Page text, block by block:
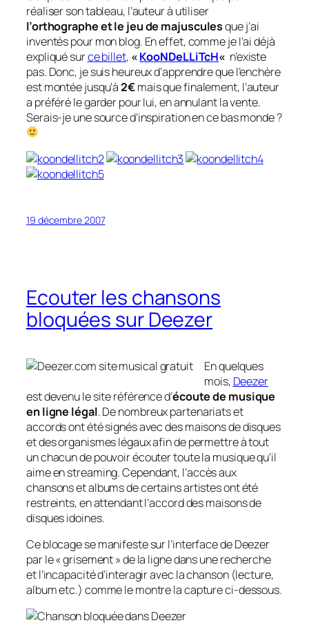
réaliser son tableau, l’auteur à utiliser
l’orthographe et le jeu de majusculesque j’ai
inventés pour mon blog. En effet, comme je l’ai déjà
expliqué surce billet, «KooNDeLLiTcH« n’existe
pas. Donc, je suis heureux d’apprendre que l’enchère
est montée jusqu’à2€mais que finalement, l’auteur
a préféré le garder pour lui, en annulant la vente.
Serais-je une source d’inspiration en ce bas monde ?
19 décembre 2007
Ecouter les chansons
bloquées sur Deezer
En quelques
mois, Deezer
est devenu le site référence d’écoute de musique
en ligne légal. De nombreux partenariats et
accords ont été signés avec des maisons de disques
et des organismes légaux afin de permettre à tout
un chacun de pouvoir écouter toute la musique qu’il
aime enstreaming. Cependant, l’accès aux
chansons et albums de certains artistes ont été
restreints, en attendant l’accord des maisons de
disques idoines.
Ce blocage se manifeste sur l’interface de Deezer
par le « grisement » de la ligne dans une recherche
et l’incapacité d’interagir avec la chanson (lecture,
album etc.) comme le montre la capture ci-dessous.